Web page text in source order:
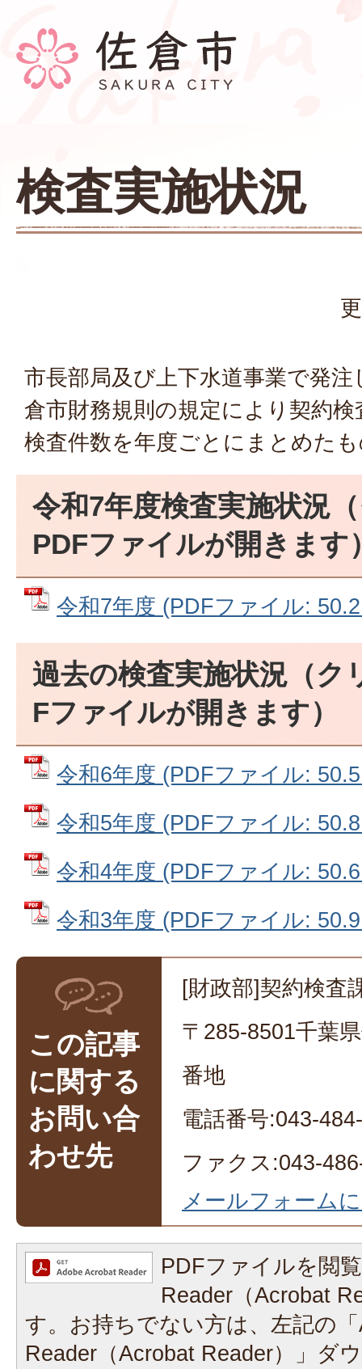
検査実施状況
市長部局及び上下水道事業で発
倉市財務規則の規定により契約
検査件数を年度ごとにまとめた
令和7年度検査実施状況
PDFファイルが開きます
令和7年度 (PDFファイル:
過去の検査実施状況（ク
Fファイルが開きます）
令和6年度 (PDFファイル:
令和5年度 (PDFファイル:
令和4年度 (PDFファイル:
令和3年度 (PDFファイル:
この記事
に関する
お問い合
わせ先
[財政部]契約検査
〒285-8501千葉
番地
電話番号:043-
ファクス:043-
メールフォーム
PDFファイルを閲
Reader（Acrobat
す。お持ちでない方は、左記の
Reader（Acrobat Reader）」ダ